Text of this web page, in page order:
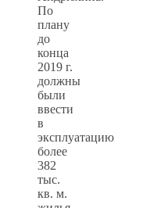
По
плану
до
конца
2019 г.
должны
были
ввести
в
эксплуатацию
более
382
тыс.
кв. м.